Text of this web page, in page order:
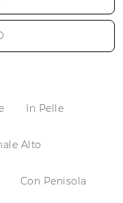
In Pelle
Alto
Con Penisola